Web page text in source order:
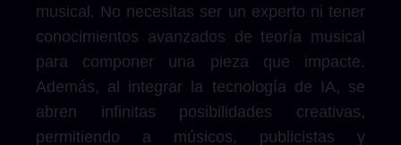
musical. No necesitas ser un experto ni tener
conocimientos avanzados de teoría musical
para componer una pieza que impacte.
Además, al integrar la tecnología de IA, se
abren infinitas posibilidades creativas,
permitiendo a músicos, publicistas y